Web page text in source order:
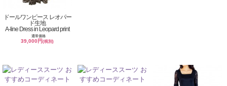
ドールワンピース レオパー
ド生地
A-line Dress in Leopard print
通常価格
39,000円(税別)